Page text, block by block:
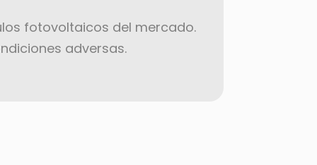
fotovoltaicos del mercado.
adversas.